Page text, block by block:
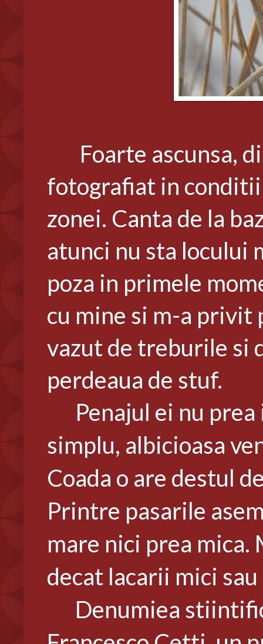
Foarte ascunsa,
fotografiat in
zonei. Canta de la
atunci nu sta locului
poza in primele
cu mine si m-a privit
vazut de treburile si
perdeaua de stuf.
Penajul ei nu prea
simplu, albicioasa
Coada o are destul
Printre pasarile
mare nici prea mica.
decat lacarii mici
Denumiea